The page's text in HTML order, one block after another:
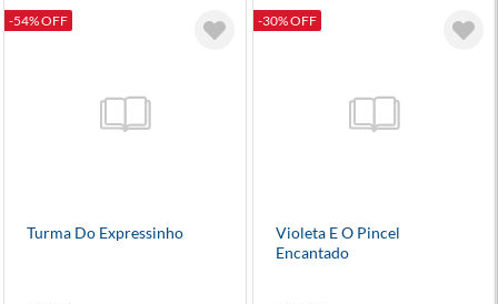
-54% OFF
Turma Do Expressinho
-30% OFF
Violeta E O Pincel
Encantado